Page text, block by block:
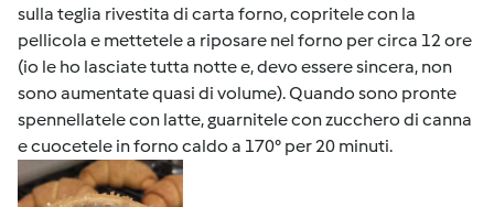
sulla teglia rivestita di carta forno, copritele con la
pellicola e mettetele a riposare nel forno per circa 12 ore
(io le ho lasciate tutta notte e, devo essere sincera, non
sono aumentate quasi di volume). Quando sono pronte
spennellatele con latte, guarnitele con zucchero di canna
e cuocetele in forno caldo a 170° per 20 minuti.